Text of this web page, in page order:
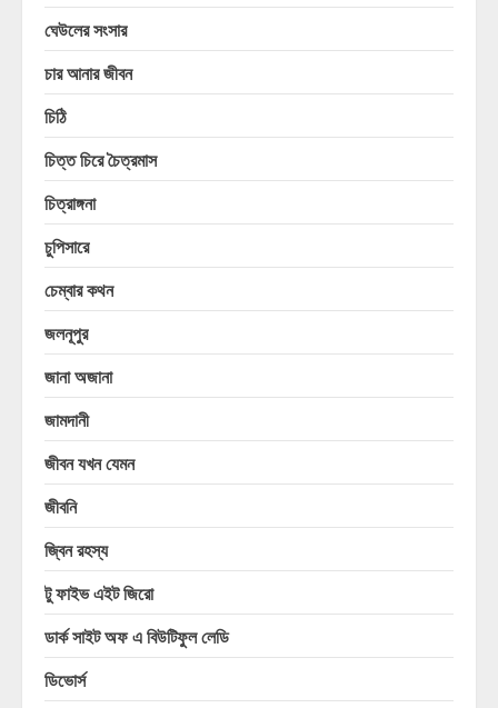
ঘেউলের সংসার
চার আনার জীবন
চিঠি
চিত্ত চিরে চৈত্রমাস
চিত্রাঙ্গনা
চুপিসারে
চেম্বার কথন
জলনূপুর
জানা অজানা
জামদানী
জীবন যখন যেমন
জীবনি
জ্বিন রহস্য
টু ফাইভ এইট জিরো
ডার্ক সাইট অফ এ বিউটিফুল লেডি
ডিভোর্স